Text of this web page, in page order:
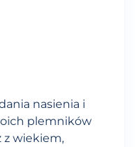
nasienia i
plemników
z wiekiem,